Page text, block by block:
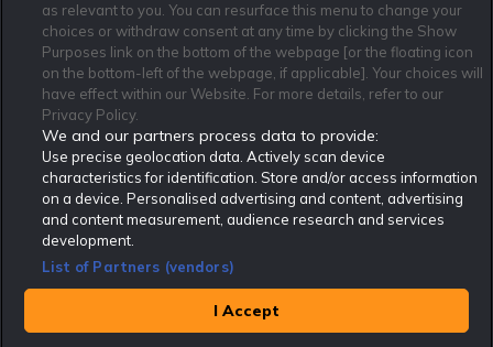
Rekatochklart.com är Sveriges ledande betting-community. 2017 nominerades
Rekatochklart som en av världens bästa spelinformations-sajter på spelbranschens egen
Oscarsgala EGR Awards.
Rekatochklart är oberoende och ej knutet till något specifikt spelbolag. Här hittar du
speltips, unika insättningsbonusar och erbjudanden från de största och mest seriösa
spelbolagen. En spelbok, spelskola, information om skador och avstängningar samt vårt
populära klotterplank.
Har du några frågor är du välkommen att
kontakta oss
Affiliate Modell
Om Rekatochklart
Kontakta oss
Redaktionen
Ansvarsfullt Spelande
F.A.Q
Nyhetsarkiv
Redaktionell policy
Cookie Policy
Användarvilkor
Integritetspolicy
Rekatochklart shop
as relevant to you. You can resurface this menu to change your
choices or withdraw consent at any time by clicking the Show
Purposes link on the bottom of the webpage [or the floating icon
on the bottom-left of the webpage, if applicable]. Your choices will
have effect within our Website. For more details, refer to our
Privacy Policy.
We and our partners process data to provide:
Use precise geolocation data. Actively scan device
characteristics for identification. Store and/or access information
on a device. Personalised advertising and content, advertising
and content measurement, audience research and services
development.
List of Partners (vendors)
I Accept